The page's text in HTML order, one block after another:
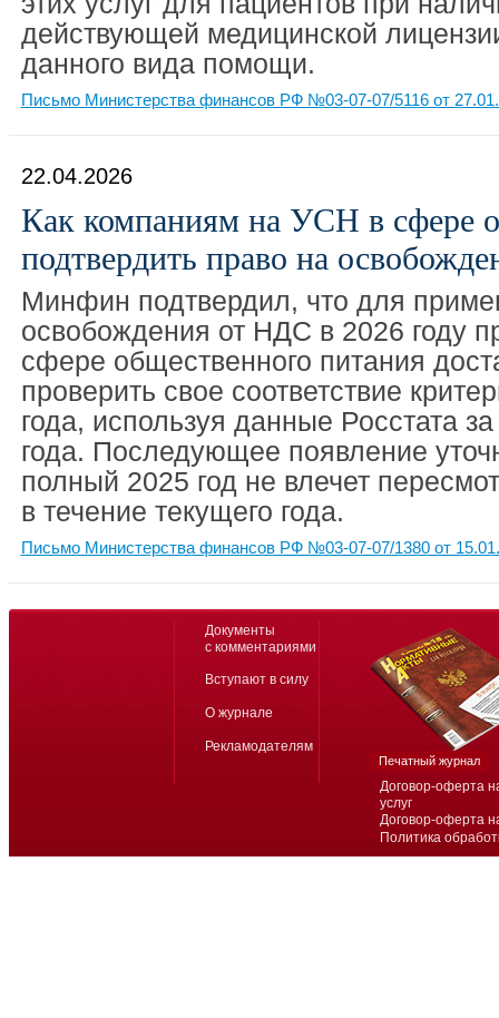
действующей медицинской
данного вида помощи.
Письмо Министерства финансов РФ №03-07-07/5116 от
22.04.2026
Как компаниям на УСН в сфере
подтвердить право на
Минфин подтвердил, что для
освобождения от НДС в 2026 году
сфере общественного питания
проверить свое соответствие
года, используя данные Росстата
года. Последующее появление
полный 2025 год не влечет
в течение текущего года.
Письмо Министерства финансов РФ №03-07-07/1380 от
Договор-оферта
услуг
Договор-оферта
Политика
Документы
с комментариями
Вступают в силу
О журнале
Рекламодателям
Печатный журнал